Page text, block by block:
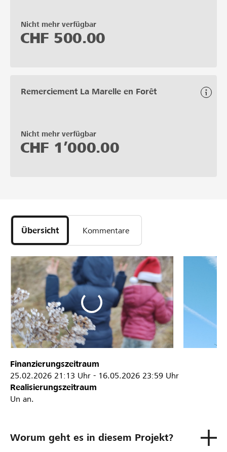
Nicht mehr verfügbar
CHF 500.00
Remerciement La Marelle en Forêt
Nicht mehr verfügbar
CHF 1’000.00
Übersicht Kommentare
Finanzierungszeitraum
25.02.2026 21:13 Uhr - 16.05.2026 23:59 Uhr
Realisierungszeitraum
Un an.
Worum geht es in diesem Projekt?